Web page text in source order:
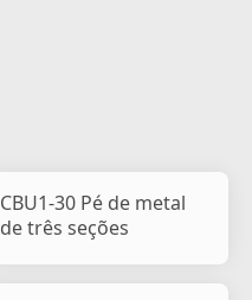
CBU1-30 Pé de metal
de três seções